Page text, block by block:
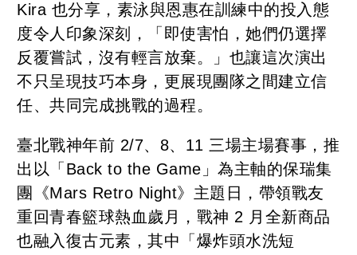
Kira 也分享，素泳與恩惠在訓練中的投入態
度令人印象深刻，「即使害怕，她們仍選擇
反覆嘗試，沒有輕言放棄。」也讓這次演出
不只呈現技巧本身，更展現團隊之間建立信
任、共同完成挑戰的過程。
臺北戰神年前 2/7、8、11 三場主場賽事，推
出以「Back to the Game」為主軸的保瑞集
團《Mars Retro Night》主題日，帶領戰友
重回青春籃球熱血歲月，戰神 2 月全新商品
也融入復古元素，其中「爆炸頭水洗短